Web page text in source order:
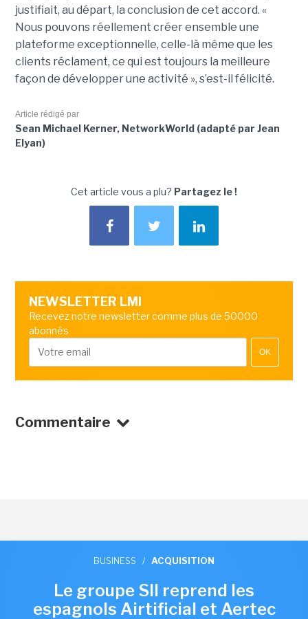
justifiait, au départ, la conclusion de cet accord. «
Nous pouvons réellement créer ensemble une
plateforme exceptionnelle, celle-là même que les
clients réclament, ce qui est toujours la meilleure
façon de développer une activité », s’est-il félicité.
Article rédigé par
Sean Michael Kerner, NetworkWorld (adapté par Jean
Elyan)
Cet article vous a plu? Partagez le !
NEWSLETTER LMI
Recevez notre newsletter comme plus de 50000
abonnés
OK
Commentaire
BUSINESS / ACQUISITION
Le groupe SII reprend les
espagnols Airtificial et Aertec